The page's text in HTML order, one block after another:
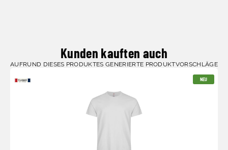
Kunden kauften auch
AUFRUND DIESES PRODUKTES GENERIERTE PRODUKTVORSCHLÄGE
NEU